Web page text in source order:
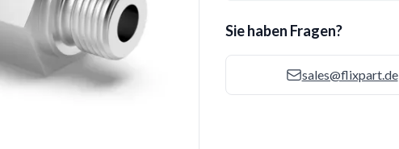
Sie haben Fragen?
sales@flixpart.de